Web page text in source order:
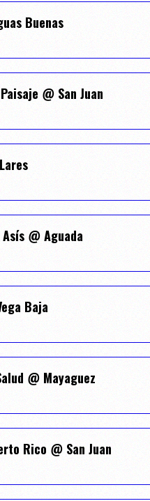
Buenas
@ San Juan
@ Aguada
Baja
@ Mayaguez
Rico @ San Juan